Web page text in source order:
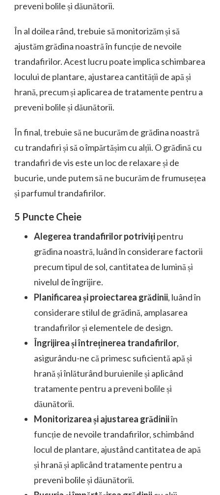
preveni bolile și dăunătorii.
În al doilea rând, trebuie să monitorizăm și să
ajustăm grădina noastră în funcție de nevoile
trandafirilor. Acest lucru poate implica schimbarea
locului de plantare, ajustarea cantității de apă și
hrană, precum și aplicarea de tratamente pentru a
preveni bolile și dăunătorii.
În final, trebuie să ne bucurăm de grădina noastră
cu trandafiri și să o împărtășim cu alții. O grădină cu
trandafiri de vis este un loc de relaxare și de
bucurie, unde putem să ne bucurăm de frumusețea
și parfumul trandafirilor.
5 Puncte Cheie
Alegerea trandafirilor potrivițipentru
grădina noastră, luând în considerare factorii
precum tipul de sol, cantitatea de lumină și
nivelul de îngrijire.
Planificarea și proiectarea grădinii, luând în
considerare stilul de grădină, amplasarea
trandafirilor și elementele de design.
Îngrijirea și întreținerea trandafirilor,
asigurându-ne că primesc suficientă apă și
hrană și înlăturând buruienile și aplicând
tratamente pentru a preveni bolile și
dăunătorii.
Monitorizarea și ajustarea grădiniiîn
funcție de nevoile trandafirilor, schimbând
locul de plantare, ajustând cantitatea de apă
și hrană și aplicând tratamente pentru a
preveni bolile și dăunătorii.